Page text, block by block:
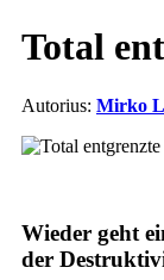
Total
Autorius: Mirko
Wieder geht
der